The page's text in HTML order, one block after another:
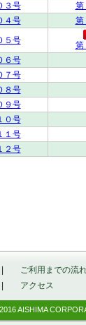
３号
第
４号
第
５号
第
６号
７号
８号
９号
０号
１号
２号
ご利用までの流
アクセス
AISHIMA